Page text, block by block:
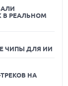
ГОДУ
В РЕАЛЬНОМ
ЧИПЫ ДЛЯ ИИ
НА